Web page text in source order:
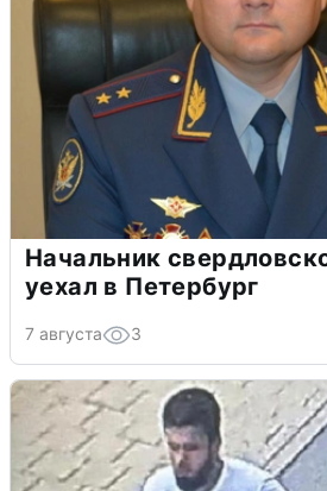
Начальник
уехал в Петербург
7 августа 3